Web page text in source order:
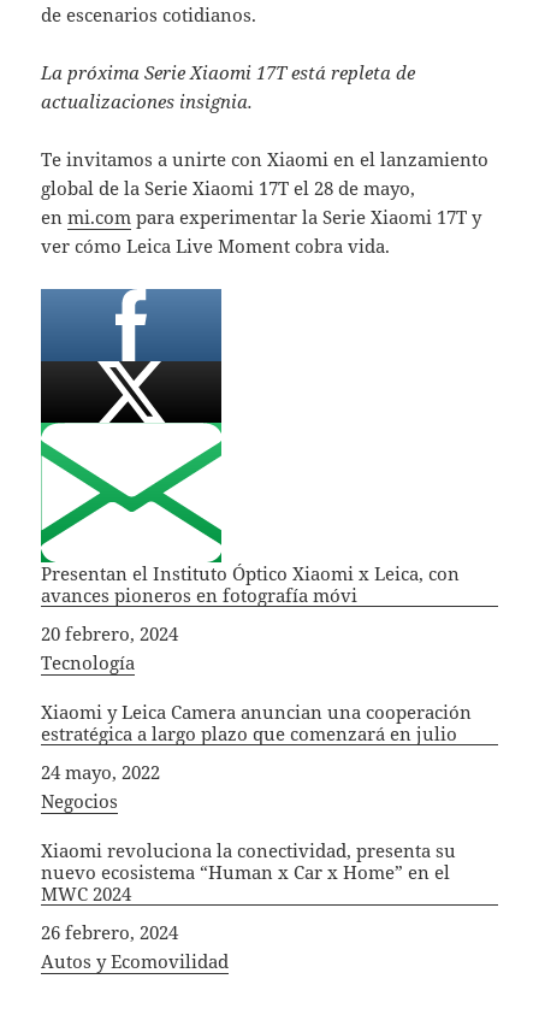
de escenarios cotidianos.
La próxima Serie Xiaomi 17T está repleta de
actualizaciones insignia.
Te invitamos a unirte con Xiaomi en el lanzamiento
global de la Serie Xiaomi 17T el 28 de mayo,
enmi.com para experimentar la Serie Xiaomi 17T y
ver cómo Leica Live Moment cobra vida.
Presentan el Instituto Óptico Xiaomi x Leica, con
avances pioneros en fotografía móvi
Fecha
20 febrero, 2024
In relation to
Tecnología
Xiaomi y Leica Camera anuncian una cooperación
estratégica a largo plazo que comenzará en julio
Fecha
24 mayo, 2022
In relation to
Negocios
Xiaomi revoluciona la conectividad, presenta su
nuevo ecosistema “Human x Car x Home” en el
MWC 2024
Fecha
26 febrero, 2024
In relation to
Autos y Ecomovilidad